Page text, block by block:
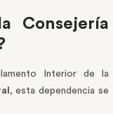
Consejería
Interior de la
, esta dependencia se